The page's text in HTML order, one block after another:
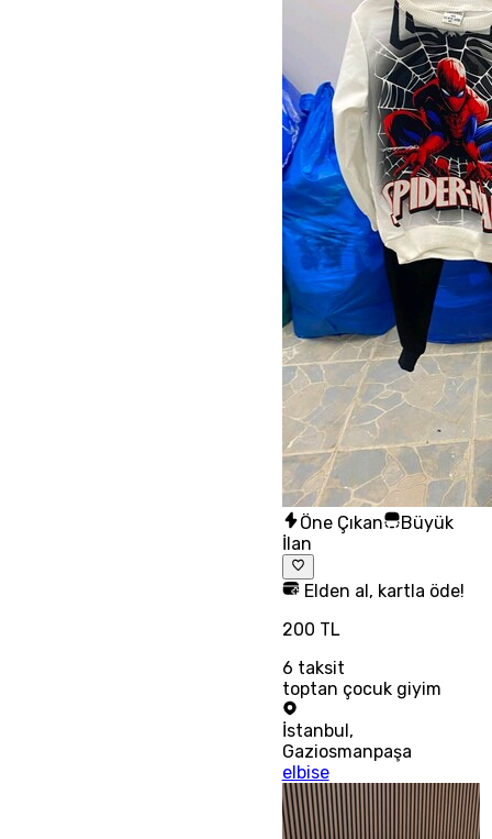
Öne Çıkan
Büyük
İlan
Elden al, kartla öde!
200 TL
6 taksit
toptan çocuk giyim
İstanbul,
Gaziosmanpaşa
elbise